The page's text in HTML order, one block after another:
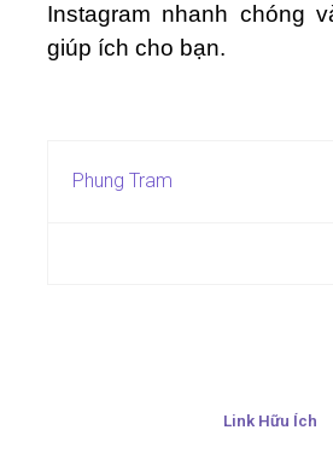
Instagram nhanh chóng
giúp ích cho bạn.
Phung Tram
Link Hữu Ích